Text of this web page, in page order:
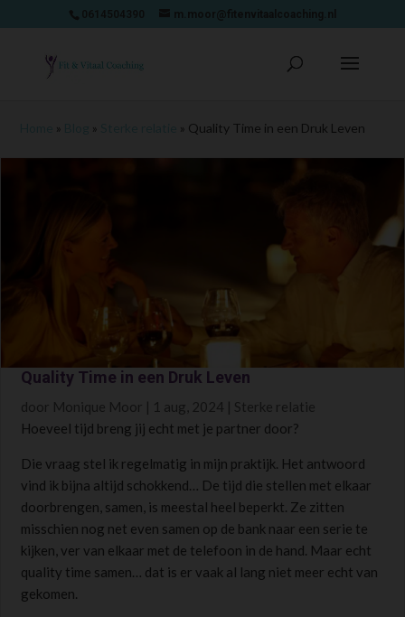
» » » Quality Time in een Druk Leven
Quality Time in een Druk Leven
door Monique Moor | 1 aug, 2024 | Sterke relatie
Hoeveel tijd breng jij echt met je partner door?
Die vraag stel ik regelmatig in mijn praktijk. Het antwoord
vind ik bijna altijd schokkend… De tijd die stellen met elkaar
doorbrengen, samen, is meestal heel beperkt. Ze zitten
misschien nog net even samen op de bank naar een serie te
kijken, ver van elkaar met de telefoon in de hand. Maar echt
quality time samen… dat is er vaak al lang niet meer echt van
gekomen.